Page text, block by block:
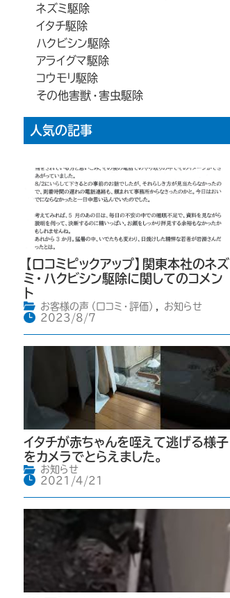
ネズミ駆除
イタチ駆除
ハクビシン駆除
アライグマ駆除
コウモリ駆除
その他害獣・害虫駆除
人気の記事
【口コミピックアップ】関東本社のネズ
ミ・ハクビシン駆除に関してのコメン
ト
お客様の声（口コミ・評価）
お知らせ
2023/8/7
イタチが赤ちゃんを咥えて逃げる様子
をカメラでとらえました。
お知らせ
2021/4/21